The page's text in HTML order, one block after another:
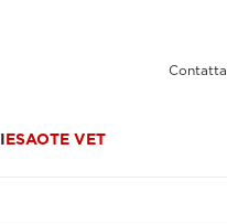
ESAOTE VET